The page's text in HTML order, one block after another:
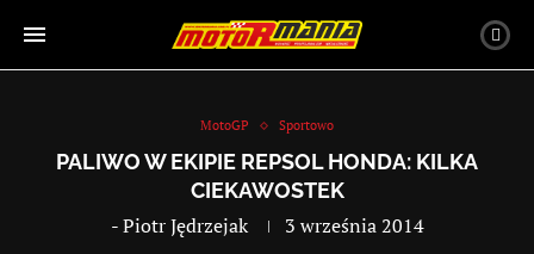
MotoGP Sportowo
PALIWO W EKIPIE REPSOL HONDA: KILKA
CIEKAWOSTEK
-Piotr Jędrzejak 3 września 2014